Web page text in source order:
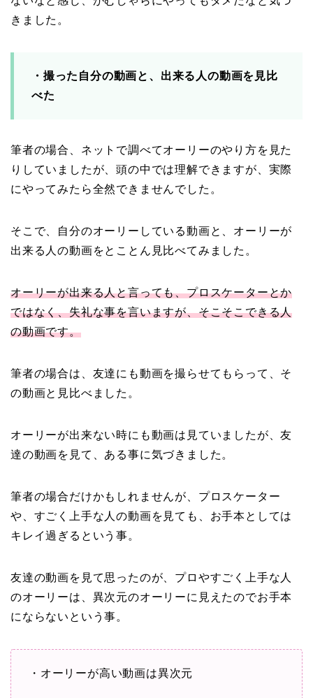
きました。
・撮った自分の動画と、出来る人の動画を見比
べた
筆者の場合、ネットで調べてオーリーのやり方を見た
りしていましたが、頭の中では理解できますが、実際
にやってみたら全然できませんでした。
そこで、自分のオーリーしている動画と、オーリーが
出来る人の動画をとことん見比べてみました。
オーリーが出来る人と言っても、プロスケーターとか
ではなく、失礼な事を言いますが、そこそこできる人
の動画です。
筆者の場合は、友達にも動画を撮らせてもらって、そ
の動画と見比べました。
オーリーが出来ない時にも動画は見ていましたが、友
達の動画を見て、ある事に気づきました。
筆者の場合だけかもしれませんが、プロスケーター
や、すごく上手な人の動画を見ても、お手本としては
キレイ過ぎるという事。
友達の動画を見て思ったのが、プロやすごく上手な人
のオーリーは、異次元のオーリーに見えたのでお手本
にならないという事。
・オーリーが高い動画は異次元